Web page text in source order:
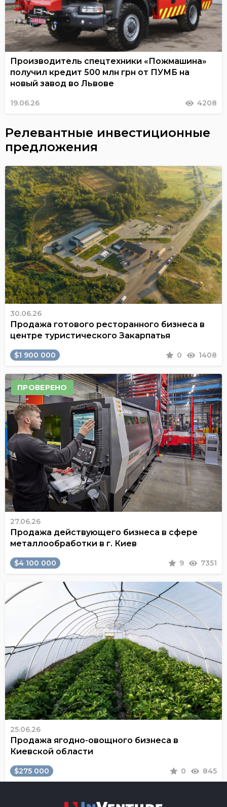
Производитель спецтехники «Пожмашина»
получил кредит 500 млн грн от ПУМБ на
новый завод во Львове
19.06.26 4208
Релевантные инвестиционные
предложения
30.06.26
Продажа готового ресторанного бизнеса в
центре туристического Закарпатья
$1 900 000 0 1408
ПРОВЕРЕНО
27.06.26
Продажа действующего бизнеса в сфере
металлообработки в г. Киев
$4 100 000 9 7351
25.06.26
Продажа ягодно-овощного бизнеса в
Киевской области
$275 000 0 845